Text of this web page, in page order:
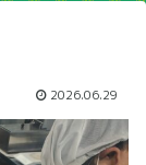
2026.06.29